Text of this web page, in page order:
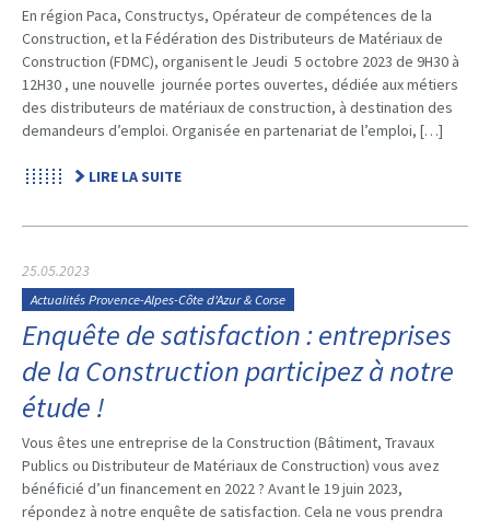
En région Paca, Constructys, Opérateur de compétences de la
Construction, et la Fédération des Distributeurs de Matériaux de
Construction (FDMC), organisent le Jeudi 5 octobre 2023 de 9H30 à
12H30 , une nouvelle journée portes ouvertes, dédiée aux métiers
des distributeurs de matériaux de construction, à destination des
demandeurs d’emploi. Organisée en partenariat de l’emploi, […]
LIRE LA SUITE
25.05.2023
Actualités Provence-Alpes-Côte d'Azur & Corse
Enquête de satisfaction : entreprises
de la Construction participez à notre
étude !
Vous êtes une entreprise de la Construction (Bâtiment, Travaux
Publics ou Distributeur de Matériaux de Construction) vous avez
bénéficié d’un financement en 2022 ? Avant le 19 juin 2023,
répondez à notre enquête de satisfaction. Cela ne vous prendra